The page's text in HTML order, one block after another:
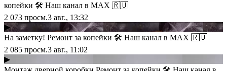
копейки 🛠 Наш канал в МАХ 🇷🇺
2 073 просм.3 авг., 13:32
▶
На заметку! Ремонт за копейки 🛠 Наш канал в МАХ 🇷🇺
2 085 просм.3 авг., 11:02
▶